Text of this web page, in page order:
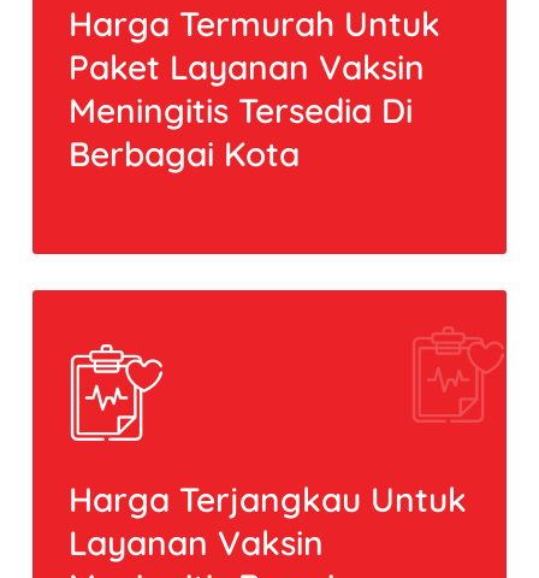
Harga Termurah Untuk
Paket Layanan Vaksin
Meningitis Tersedia Di
Berbagai Kota
Harga Terjangkau Untuk
Layanan Vaksin